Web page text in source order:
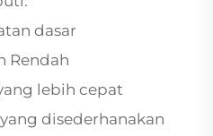
dasar
Rendah
lebih cepat
disederhanakan